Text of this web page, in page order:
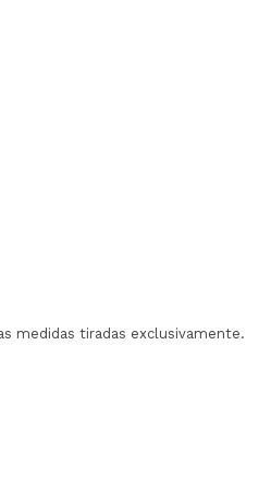
medidas tiradas exclusivamente.